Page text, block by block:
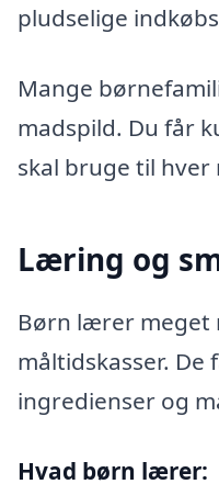
pludselige
Mange
madspild. Du får
skal bruge til hver
Læring og
Børn lærer meget
måltidskasser. De
ingredienser og
Hvad børn lærer: